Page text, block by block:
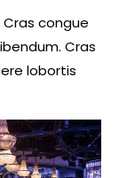
congue
Cras
lobortis